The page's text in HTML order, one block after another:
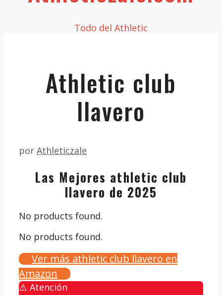
Todo del Athletic
Athletic club
llavero
por Athleticzale
Las Mejores athletic club
llavero de 2025
No products found.
No products found.
Ver más athletic club llavero en
Amazon
⚠️ Atención